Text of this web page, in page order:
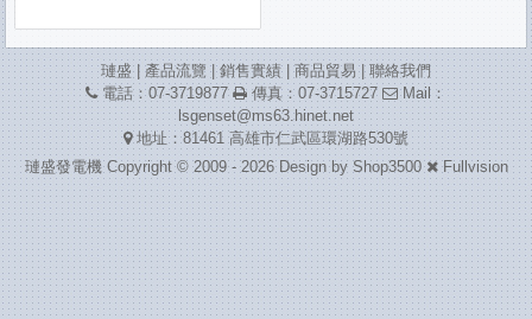
璉盛| 產品流覽 |銷售實績|商品貿易 | 聯絡我們
電話：07-3719877
傳真：07-3715727
Mail：
lsgenset@ms63.hinet.net
地址：81461 高雄市仁武區環湖路530號
璉盛發電機 Copyright © 2009 - 2026 Design by Shop3500 Fullvision